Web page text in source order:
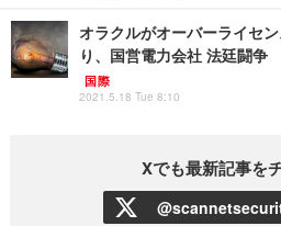
オラクルがオーバーライセ
り、国営電力会社 法廷闘争
国際
2021.5.18 Tue 8:10
Xでも最新記事を